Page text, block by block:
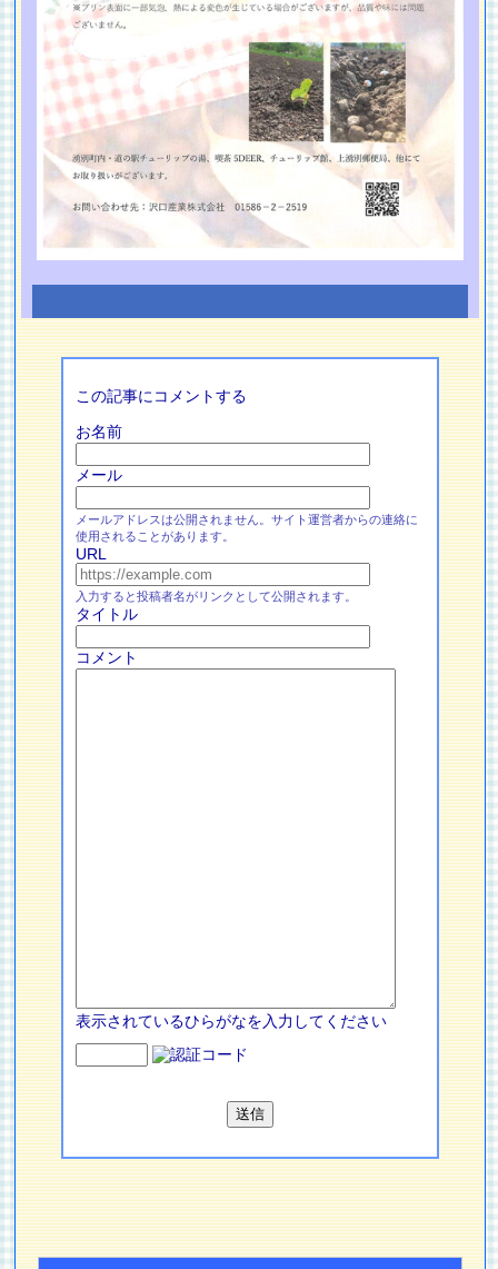
この記事にコメントする
お名前
メール
メールアドレスは公開されません。サイト運営者からの連絡に
使用されることがあります。
URL
入力すると投稿者名がリンクとして公開されます。
タイトル
コメント
表示されているひらがなを入力してください